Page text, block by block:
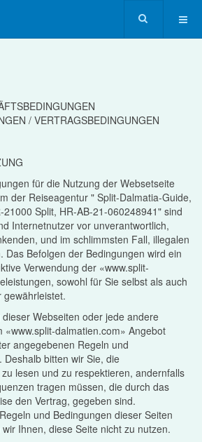
/ VERTRAGSBEDINGUNGEN
für die Nutzung der Websetseite
der Reiseagentur " Split-Dalmatia-Guide,
Split, HR-AB-21-060248941" sind
Internetnutzer vor unverantwortlich,
und im schlimmsten Fall, illegalen
Das Befolgen der Bedingungen wird ein
Verwendung der «www.split-
sowohl für Sie selbst als auch
Webseiten oder jede andere
«www.split-dalmatien.com» Angebot
angegebenen Regeln und
Deshalb bitten wir Sie, die
lesen und zu respektieren, andernfalls
tragen müssen, die durch das
den Vertrag, gegeben sind.
und Bedingungen dieser Seiten
Ihnen, diese Seite nicht zu nutzen.